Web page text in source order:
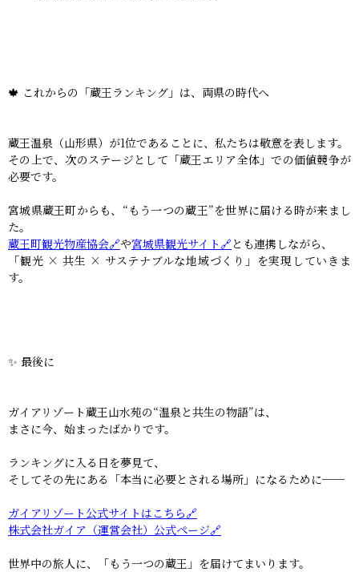
🍁 これからの「蔵王ランキング」は、両県の時代へ
蔵王温泉（山形県）が1位であることに、私たちは敬意を表します。
その上で、次のステージとして「蔵王エリア全体」での価値競争が
必要です。
宮城県蔵王町からも、“もう一つの蔵王”を世界に届ける時が来まし
た。
蔵王町観光物産協会🔗や宮城県観光サイト🔗とも連携しながら、
「観光 × 共生 × サステナブルな地域づくり」を実現していきま
す。
✨ 最後に
ガイアリゾート蔵王山水苑の“温泉と共生の物語”は、
まさに今、始まったばかりです。
ランキングに入る日を夢見て、
そしてその先にある「本当に必要とされる場所」になるために──
ガイアリゾート公式サイトはこちら🔗
株式会社ガイア（運営会社）公式ページ🔗
世界中の旅人に、「もう一つの蔵王」を届けてまいります。